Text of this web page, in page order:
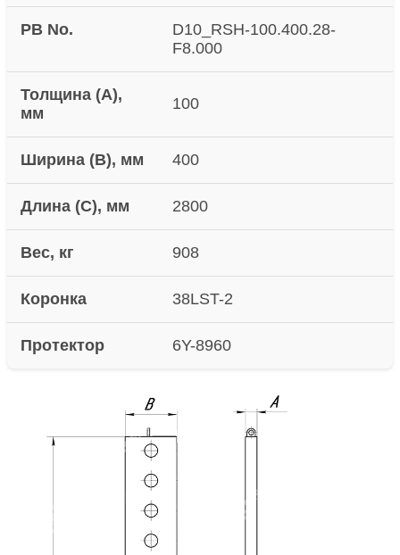
PB No.
D10_RSH-100.400.28-
F8.000
Толщина (A),
мм
100
Ширина (B), мм 400
Длина (C), мм 2800
Вес, кг 908
Коронка 38LST-2
Протектор 6Y-8960